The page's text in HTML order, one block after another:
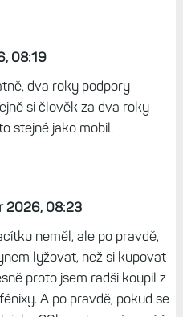
08:19
dva roky podpory
si člověk za dva roky